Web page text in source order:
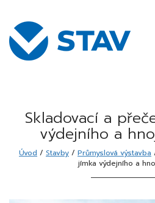
Skladovací a
výdejního a
Úvod / Stavby / Průmyslová výstavba
jímka výdejního a